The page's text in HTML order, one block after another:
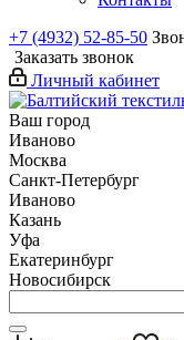
+7 (4932) 52-85-50
Заказать звонок
Личный кабинет
Ваш город
Иваново
Москва
Санкт-Петербург
Иваново
Казань
Уфа
Екатеринбург
Новосибирск